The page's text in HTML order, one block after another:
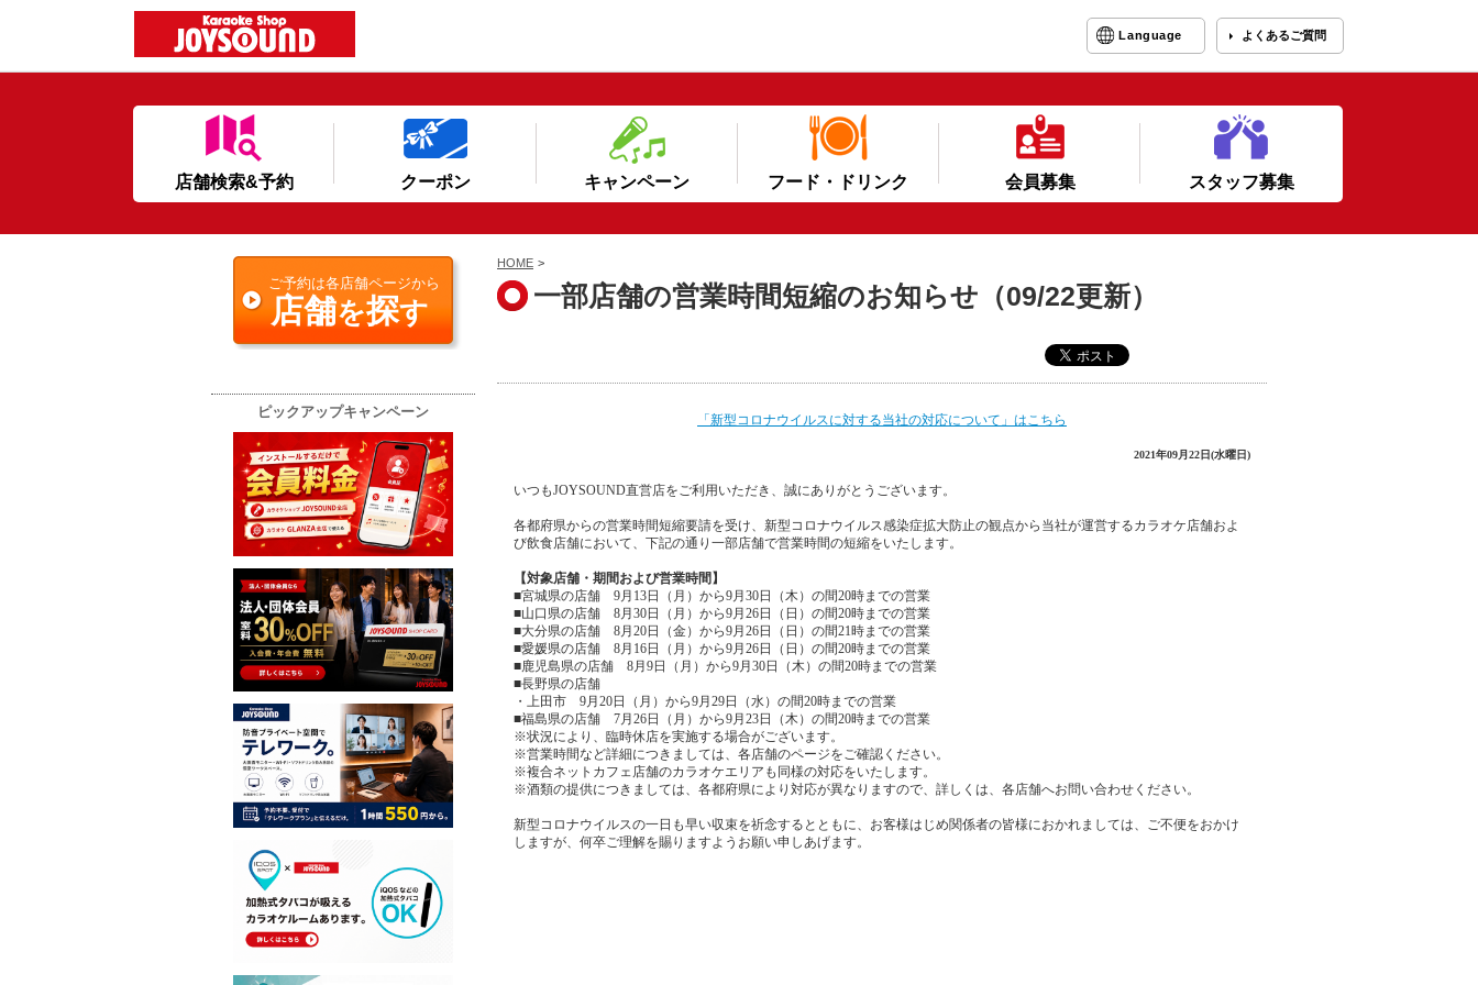
Language よくあるご質問
店舗検索&予約 クーポン キャンペーン フード・ドリンク 会員募集 スタッフ募集
HOME >
一部店舗の営業時間短縮のお知らせ（09/22更新）
「新型コロナウイルスに対する当社の対応について」はこちら
2021年09月22日(水曜日)
いつもJOYSOUND直営店をご利用いただき、誠にありがとうございます。
各都府県からの営業時間短縮要請を受け、新型コロナウイルス感染症拡大防止の観点から当社が運営するカラオケ店舗およ
び飲食店舗において、下記の通り一部店舗で営業時間の短縮をいたします。
【対象店舗・期間および営業時間】
■宮城県の店舗 9月13日（月）から9月30日（木）の間20時までの営業
■山口県の店舗 8月30日（月）から9月26日（日）の間20時までの営業
■大分県の店舗 8月20日（金）から9月26日（日）の間21時までの営業
■愛媛県の店舗 8月16日（月）から9月26日（日）の間20時までの営業
■鹿児島県の店舗 8月9日（月）から9月30日（木）の間20時までの営業
■長野県の店舗
・上田市 9月20日（月）から9月29日（水）の間20時までの営業
■福島県の店舗 7月26日（月）から9月23日（木）の間20時までの営業
※状況により、臨時休店を実施する場合がございます。
※営業時間など詳細につきましては、各店舗のページをご確認ください。
※複合ネットカフェ店舗のカラオケエリアも同様の対応をいたします。
※酒類の提供につきましては、各都府県により対応が異なりますので、詳しくは、各店舗へお問い合わせください。
新型コロナウイルスの一日も早い収束を祈念するとともに、お客様はじめ関係者の皆様におかれましては、ご不便をおかけ
しますが、何卒ご理解を賜りますようお願い申しあげます。
ご予約は各店舗ページから
店舗を探す
ピックアップキャンペーン